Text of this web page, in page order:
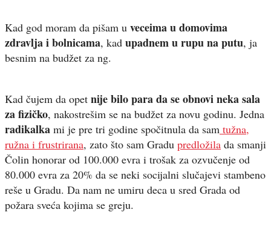
Kad god moram da pišam u veceima u domovima
zdravlja i bolnicama, kad upadnem u rupu na putu, ja
besnim na budžet za ng.
Kad čujem da opet nije bilo para da se obnovi neka sala
za fizičko, nakostrešim se na budžet za novu godinu. Jedna
radikalka mi je pre tri godine spočitnula da sam tužna,
ružna i frustrirana, zato što sam Gradu predložila da smanji
Čolin honorar od 100.000 evra i trošak za ozvučenje od
80.000 evra za 20% da se neki socijalni slučajevi stambeno
reše u Gradu. Da nam ne umiru deca u sred Grada od
požara sveća kojima se greju.